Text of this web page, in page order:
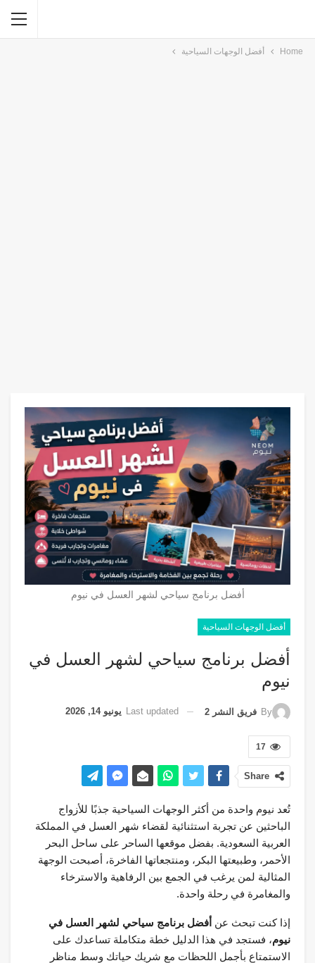
Home أفضل الوجهات السياحية
أفضل برنامج سياحي لشهر العسل في نيوم
أفضل الوجهات السياحية
أفضل برنامج سياحي لشهر العسل في
نيوم
By فريق النشر 2 Last updated يونيو 14, 2026
17
Share
تُعد نيوم واحدة من أكثر الوجهات السياحية جذبًا للأزواج
الباحثين عن تجربة استثنائية لقضاء شهر العسل في المملكة
العربية السعودية. بفضل موقعها الساحر على ساحل البحر
الأحمر، وطبيعتها البكر، ومنتجعاتها الفاخرة، أصبحت الوجهة
المثالية لمن يرغب في الجمع بين الرفاهية والاسترخاء
والمغامرة في رحلة واحدة.
إذا كنت تبحث عن أفضل برنامج سياحي لشهر العسل في
نيوم، فستجد في هذا الدليل خطة متكاملة تساعدك على
الاستمتاع بأجمل اللحظات مع شريك حياتك وسط مناظر